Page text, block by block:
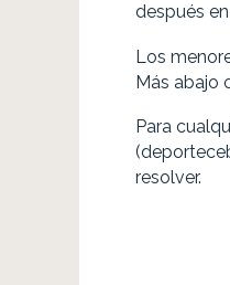
después
Los
Más abajo
Para
resolver.